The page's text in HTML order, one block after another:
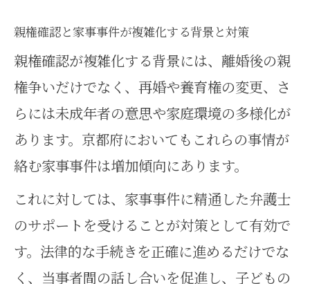
親権確認を含む家事事件でパスポ
ート申請を成功させる
家事事件時の親権確認でスムーズ
な申請手続きを実現
家事事件対応のパスポート申請で
避けたいトラブル事例
親権確認と家事事件に強い申請サ
ポート活用法
親権確認と家事事件が複雑化する背景と対策
親権確認が複雑化する背景には、離婚後の親
権争いだけでなく、再婚や養育権の変更、さ
らには未成年者の意思や家庭環境の多様化が
あります。京都府においてもこれらの事情が
絡む家事事件は増加傾向にあります。
これに対しては、家事事件に精通した弁護士
のサポートを受けることが対策として有効で
す。法律的な手続きを正確に進めるだけでな
く、当事者間の話し合いを促進し、子どもの